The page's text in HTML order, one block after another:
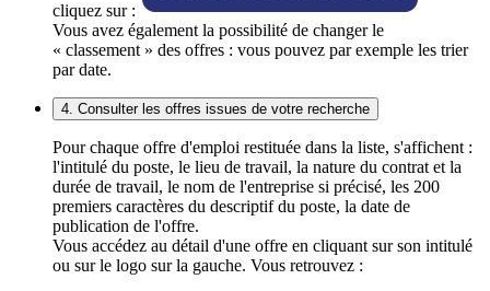
cliquez sur :
Vous avez également la possibilité de changer le
« classement » des offres : vous pouvez par exemple les trier
par date.
4. Consulter les offres issues de votre recherche
Pour chaque offre d'emploi restituée dans la liste, s'affichent :
l'intitulé du poste, le lieu de travail, la nature du contrat et la
durée de travail, le nom de l'entreprise si précisé, les 200
premiers caractères du descriptif du poste, la date de
publication de l'offre.
Vous accédez au détail d'une offre en cliquant sur son intitulé
ou sur le logo sur la gauche. Vous retrouvez :